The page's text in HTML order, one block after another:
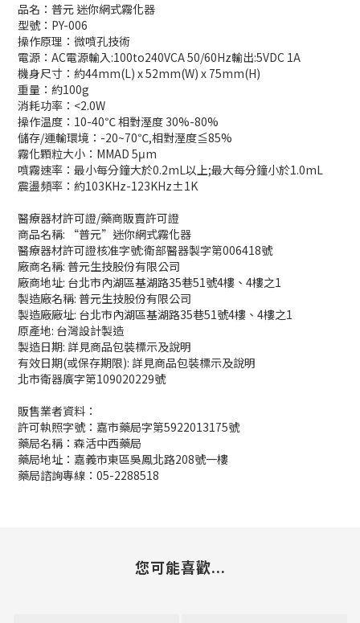
品名：普元 迷你網式霧化器
型號：PY-006
操作原理：微噴孔技術
電源：AC電源輸入:100to240VCA 50/60Hz輸出:5VDC 1A
機身尺寸：約44mm(L) x 52mm(W) x 75mm(H)
重量：約100g
消耗功率：<2.0W
操作温度：10-40℃ 相對溼度 30%-80%
儲存/運輸環境：-20~70℃,相對溼度≦85%
霧化顆粒大小：MMAD 5μm
噴霧速率：最小每分鐘大於0.2mL以上;最大每分鐘小於1.0mL
震盪頻率：約103KHz-123KHz±1K
醫療器材許可證/藥商販賣許可證
商品名稱: “普元”迷你網式霧化器
醫療器材許可證核准字號:衛部醫器製字第006418號
廠商名稱: 普元生技股份有限公司
廠商地址: 台北市內湖區基湖路35巷51號4樓、4樓之1
製造廠名稱: 普元生技股份有限公司
製造廠廠址: 台北市內湖區基湖路35巷51號4樓、4樓之1
原產地: 台灣設計製造
製造日期: 詳見商品包裝標示及說明
有效日期(或保存期限): 詳見商品包裝標示及說明
北市衛器廣字第109020229號
販售業者資料：
許可執照字號：嘉市藥局字第5922013175號
藥局名稱：森活中西藥局
藥局地址：嘉義市東區吳鳳北路208號一樓
藥局諮詢專線：05-2288518
您可能喜歡...